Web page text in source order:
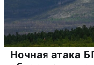
Ночная атака